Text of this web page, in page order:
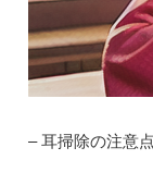
– 耳掃除の注意点